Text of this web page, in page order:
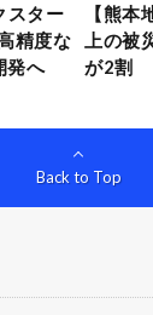
スター
精度な
発へ
【熊本
上の被
が2割
Back to Top